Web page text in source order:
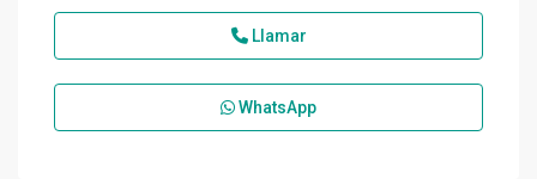
Llamar
WhatsApp